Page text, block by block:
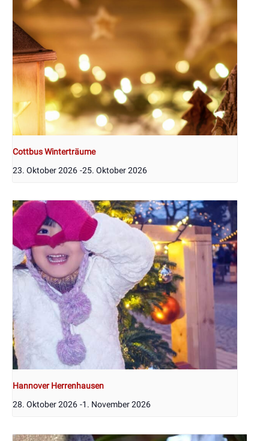
Cottbus Winterträume
23. Oktober 2026 -25. Oktober 2026
Hannover Herrenhausen
28. Oktober 2026 -1. November 2026